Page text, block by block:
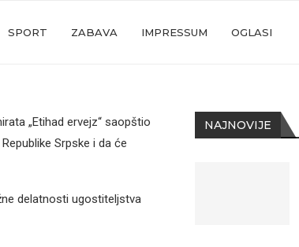
SPORT ZABAVA IMPRESSUM OGLASI
„Etihad ervejz“ saopštio
Srpske i da će
delatnosti ugostiteljstva
NAJNOVIJE